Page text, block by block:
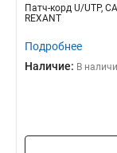
Патч-корд U/UTP,
REXANT
Подробнее
Наличие: В